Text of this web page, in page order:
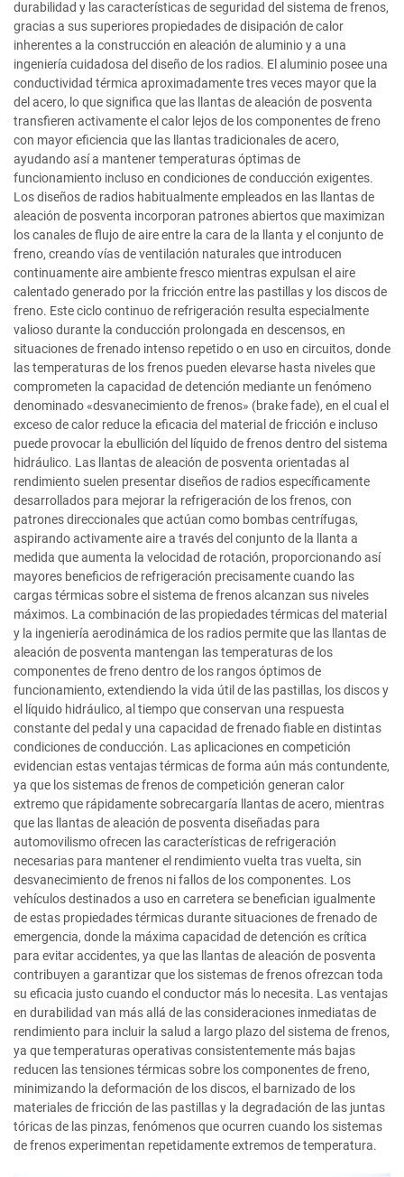
durabilidad y las características de seguridad del sistema de frenos,
gracias a sus superiores propiedades de disipación de calor
inherentes a la construcción en aleación de aluminio y a una
ingeniería cuidadosa del diseño de los radios. El aluminio posee una
conductividad térmica aproximadamente tres veces mayor que la
del acero, lo que significa que las llantas de aleación de posventa
transfieren activamente el calor lejos de los componentes de freno
con mayor eficiencia que las llantas tradicionales de acero,
ayudando así a mantener temperaturas óptimas de
funcionamiento incluso en condiciones de conducción exigentes.
Los diseños de radios habitualmente empleados en las llantas de
aleación de posventa incorporan patrones abiertos que maximizan
los canales de flujo de aire entre la cara de la llanta y el conjunto de
freno, creando vías de ventilación naturales que introducen
continuamente aire ambiente fresco mientras expulsan el aire
calentado generado por la fricción entre las pastillas y los discos de
freno. Este ciclo continuo de refrigeración resulta especialmente
valioso durante la conducción prolongada en descensos, en
situaciones de frenado intenso repetido o en uso en circuitos, donde
las temperaturas de los frenos pueden elevarse hasta niveles que
comprometen la capacidad de detención mediante un fenómeno
denominado «desvanecimiento de frenos» (brake fade), en el cual el
exceso de calor reduce la eficacia del material de fricción e incluso
puede provocar la ebullición del líquido de frenos dentro del sistema
hidráulico. Las llantas de aleación de posventa orientadas al
rendimiento suelen presentar diseños de radios específicamente
desarrollados para mejorar la refrigeración de los frenos, con
patrones direccionales que actúan como bombas centrífugas,
aspirando activamente aire a través del conjunto de la llanta a
medida que aumenta la velocidad de rotación, proporcionando así
mayores beneficios de refrigeración precisamente cuando las
cargas térmicas sobre el sistema de frenos alcanzan sus niveles
máximos. La combinación de las propiedades térmicas del material
y la ingeniería aerodinámica de los radios permite que las llantas de
aleación de posventa mantengan las temperaturas de los
componentes de freno dentro de los rangos óptimos de
funcionamiento, extendiendo la vida útil de las pastillas, los discos y
el líquido hidráulico, al tiempo que conservan una respuesta
constante del pedal y una capacidad de frenado fiable en distintas
condiciones de conducción. Las aplicaciones en competición
evidencian estas ventajas térmicas de forma aún más contundente,
ya que los sistemas de frenos de competición generan calor
extremo que rápidamente sobrecargaría llantas de acero, mientras
que las llantas de aleación de posventa diseñadas para
automovilismo ofrecen las características de refrigeración
necesarias para mantener el rendimiento vuelta tras vuelta, sin
desvanecimiento de frenos ni fallos de los componentes. Los
vehículos destinados a uso en carretera se benefician igualmente
de estas propiedades térmicas durante situaciones de frenado de
emergencia, donde la máxima capacidad de detención es crítica
para evitar accidentes, ya que las llantas de aleación de posventa
contribuyen a garantizar que los sistemas de frenos ofrezcan toda
su eficacia justo cuando el conductor más lo necesita. Las ventajas
en durabilidad van más allá de las consideraciones inmediatas de
rendimiento para incluir la salud a largo plazo del sistema de frenos,
ya que temperaturas operativas consistentemente más bajas
reducen las tensiones térmicas sobre los componentes de freno,
minimizando la deformación de los discos, el barnizado de los
materiales de fricción de las pastillas y la degradación de las juntas
tóricas de las pinzas, fenómenos que ocurren cuando los sistemas
de frenos experimentan repetidamente extremos de temperatura.